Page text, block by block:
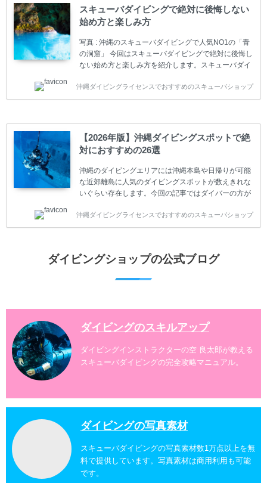
動をしています。 ダイビングライセンスの種類はエン
トリーレベルのライセンスからプロレベルのライセン
スまでランク分けされています。各教育機関(指導団
体)によってライセンスカードの名称、トレーニング内
容に違いがありま...
スキューバダイビングで絶対に後悔しない
始め方と楽しみ方
写真 : 沖縄のスキューバダイビングで人気NO1の「青
の洞窟」 今回はスキューバダイビングで絶対に後悔し
ない始め方と楽しみ方を紹介します。スキューバダイ
やまだ始めて間もない初心者の方に必見の内容です。
スキューバダイビングの始め方と楽しみ方について学
ててしまうと、せっかく楽しみにしていたスキューバ
ダイビングが台無しになり後悔することになってしま
うかもしれません。 又、スキューバダイビングは事故
のリスクがあるスポーツでもあります。もしかしたら
危険な思いをしてしまうかもしれません。 今回は現地
ダイビング...
沖縄ダイビングライセンスでおすすめのスキューバショップ
【2026年版】沖縄ダイビングスポットで絶
対におすすめの26選
沖縄のダイビングエリアには沖縄本島や日帰りが可能
な近郊離島に人気のダイビングスポットが数えきれな
いぐらい存在します。今回の記事ではダイバーの方が
グスポットを紹介します。 当スクールは、沖縄本島で
は北谷町、嘉手納町、読谷村、恩納村、名護市、本部
案内しております。 ダイビングライセンスをお持ちの
沖縄ダイビングライセンスでおすすめのスキューバショップ
ダイビングショップの公式ブログ
ダイビングのスキルアップ
ダイビングインストラクターの空 良太郎が教える
スキューバダイビングの完全攻略マニュアル。
ダイビングの写真素材
スキューバダイビングの写真素材数1万点以上を無
料で提供しています。写真素材は商用利用も可能
です。